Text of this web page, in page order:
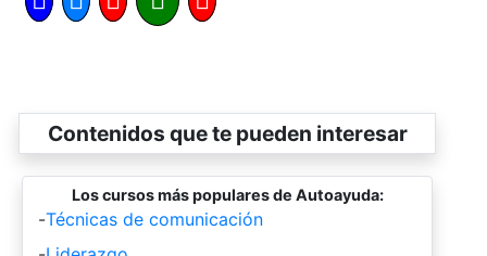
Contenidos que te pueden interesar
Los cursos más populares de Autoayuda:
-Técnicas de comunicación